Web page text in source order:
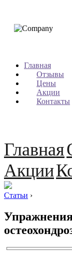
Главная
Отзывы
Цены
Акции
Контакты
Главная
Акции
Статьи ›